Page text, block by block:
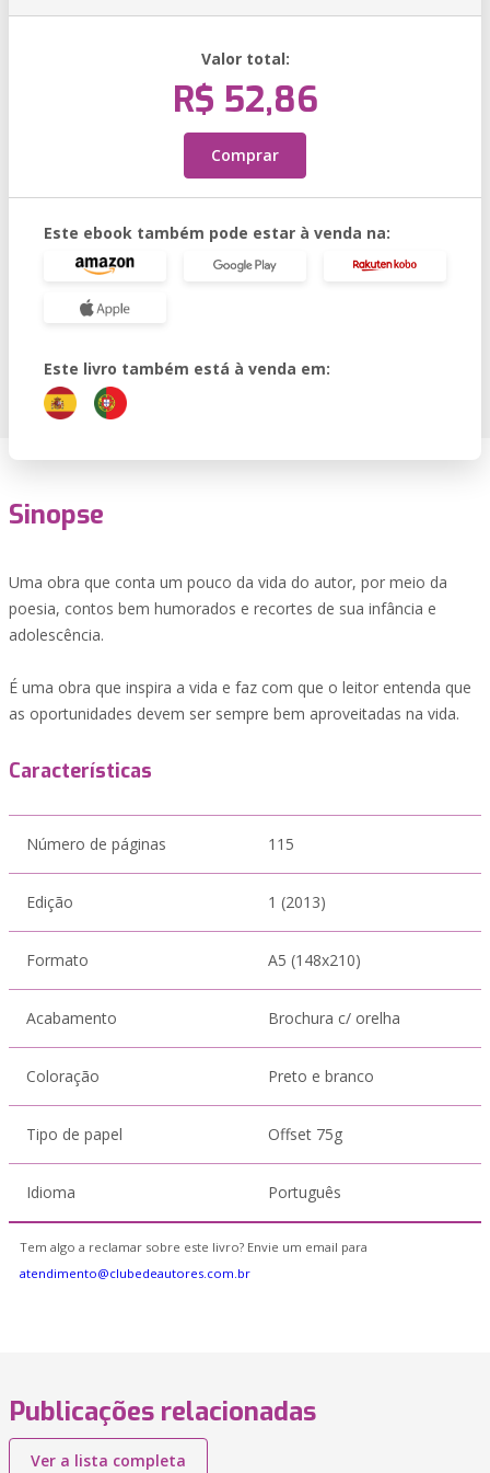
Valor total:
R$ 52,86
Comprar
Este ebook também pode estar à venda na:
Este livro também está à venda em:
Sinopse
Uma obra que conta um pouco da vida do autor, por meio da
poesia, contos bem humorados e recortes de sua infância e
adolescência.
É uma obra que inspira a vida e faz com que o leitor entenda que
as oportunidades devem ser sempre bem aproveitadas na vida.
Características
Número de páginas 115
Edição 1 (2013)
Formato A5 (148x210)
Acabamento Brochura c/ orelha
Coloração Preto e branco
Tipo de papel Offset 75g
Idioma Português
Tem algo a reclamar sobre este livro? Envie um email para
atendimento@clubedeautores.com.br
Publicações relacionadas
Ver a lista completa